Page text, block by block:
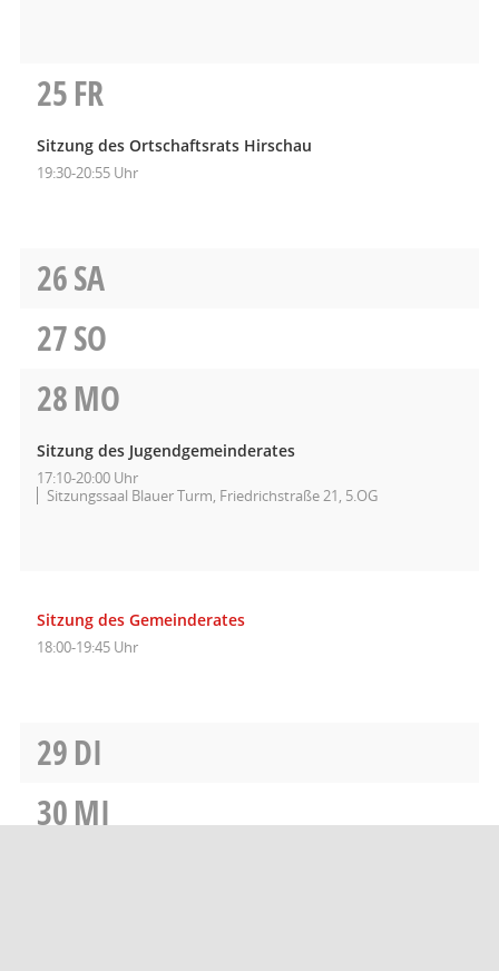
25FR
Sitzung des Ortschaftsrats Hirschau
19:30-20:55 Uhr
26SA
27SO
28MO
Sitzung des Jugendgemeinderates
17:10-20:00 Uhr
Sitzungssaal Blauer Turm, Friedrichstraße 21, 5.OG
Sitzung des Gemeinderates
18:00-19:45 Uhr
29DI
30MI